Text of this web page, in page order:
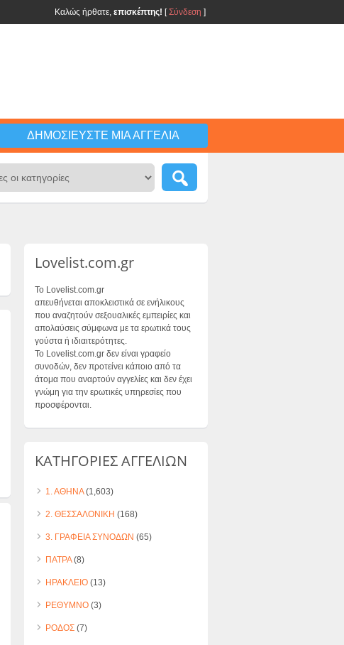
Καλώς ήρθατε, επισκέπτης! [Σύνδεση ]
ΔΗΜΟΣΙΕΎΣΤΕ ΜΙΑ ΑΓΓΕΛΊΑ
Lovelist.com.gr
Το Lovelist.com.gr
απευθήνεται αποκλειστικά σε ενήλικους
που αναζητούν σεξουαλικές εμπειρίες και
απολαύσεις σύμφωνα με τα ερωτικά τους
γούστα ή ιδιαιτερότητες.
Το Lovelist.com.gr δεν είναι γραφείο
συνοδών, δεν προτείνει κάποιο από τα
άτομα που αναρτούν αγγελίες και δεν έχει
γνώμη για την ερωτικές υπηρεσίες που
προσφέρονται.
ΚΑΤΗΓΟΡΙΕΣ ΑΓΓΕΛΙΩΝ
1. ΑΘΗΝΑ(1,603)
2. ΘΕΣΣΑΛΟΝΙΚΗ (168)
3. ΓΡΑΦΕΙΑ ΣΥΝΟΔΩΝ (65)
ΠΑΤΡΑ(8)
ΗΡΑΚΛΕΙΟ(13)
ΡΕΘΥΜΝΟ(3)
ΡΟΔΟΣ(7)